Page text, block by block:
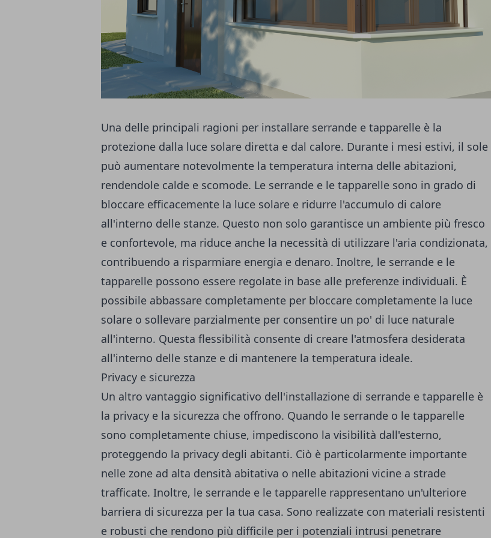
Una delle principali ragioni per installare serrande e tapparelle è la
protezione dalla luce solare diretta e dal calore. Durante i mesi estivi, il sole
può aumentare notevolmente la temperatura interna delle abitazioni,
rendendole calde e scomode. Le serrande e le tapparelle sono in grado di
bloccare efficacemente la luce solare e ridurre l'accumulo di calore
all'interno delle stanze. Questo non solo garantisce un ambiente più fresco
e confortevole, ma riduce anche la necessità di utilizzare l'aria condizionata,
contribuendo a risparmiare energia e denaro. Inoltre, le serrande e le
tapparelle possono essere regolate in base alle preferenze individuali. È
possibile abbassare completamente per bloccare completamente la luce
solare o sollevare parzialmente per consentire un po' di luce naturale
all'interno. Questa flessibilità consente di creare l'atmosfera desiderata
all'interno delle stanze e di mantenere la temperatura ideale.
Privacy e sicurezza
Un altro vantaggio significativo dell'installazione di serrande e tapparelle è
la privacy e la sicurezza che offrono. Quando le serrande o le tapparelle
sono completamente chiuse, impediscono la visibilità dall'esterno,
proteggendo la privacy degli abitanti. Ciò è particolarmente importante
nelle zone ad alta densità abitativa o nelle abitazioni vicine a strade
trafficate. Inoltre, le serrande e le tapparelle rappresentano un'ulteriore
barriera di sicurezza per la tua casa. Sono realizzate con materiali resistenti
e robusti che rendono più difficile per i potenziali intrusi penetrare